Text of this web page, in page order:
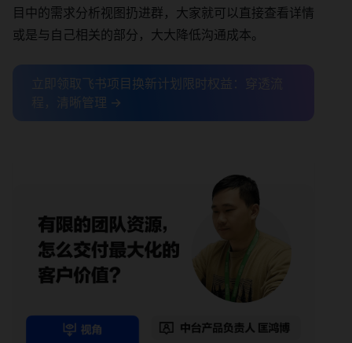
目中的需求分析视图扔进群，大家就可以直接查看详情
或是与自己相关的部分，大大降低沟通成本。
立即领取飞书项目换新计划限时权益：穿透流
程，清晰管理 →